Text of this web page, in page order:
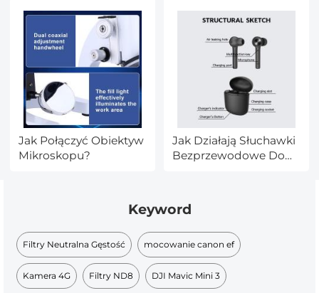
Jak Połączyć Obiektyw
Mikroskopu?
Jak Działają Słuchawki
Bezprzewodowe Do
Keyword
Filtry Neutralna Gęstość mocowanie canon ef
Kamera 4G Filtry ND8 DJI Mavic Mini 3